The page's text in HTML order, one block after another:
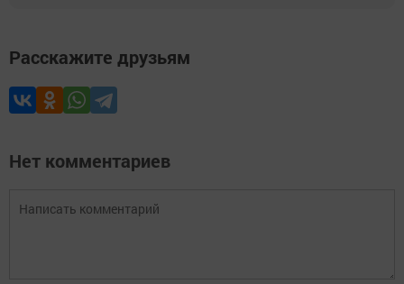
Расскажите друзьям
Нет комментариев